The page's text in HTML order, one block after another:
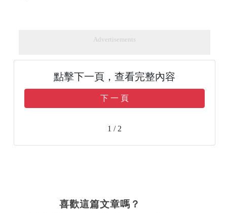
Advertisements
點擊下一頁，查看完整內容
下 一 頁
1 / 2
喜歡這篇文章嗎？